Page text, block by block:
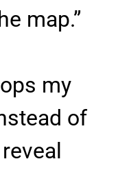
map.”
my
of